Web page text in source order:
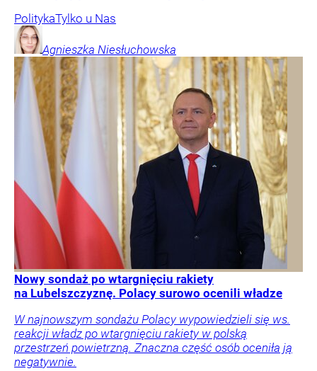
PolitykaTylko u Nas
Agnieszka Niesłuchowska
Nowy sondaż po wtargnięciu rakiety
na Lubelszczyznę. Polacy surowo ocenili władze
W najnowszym sondażu Polacy wypowiedzieli się ws.
reakcji władz po wtargnięciu rakiety w polską
przestrzeń powietrzną. Znaczna część osób oceniła ją
negatywnie.